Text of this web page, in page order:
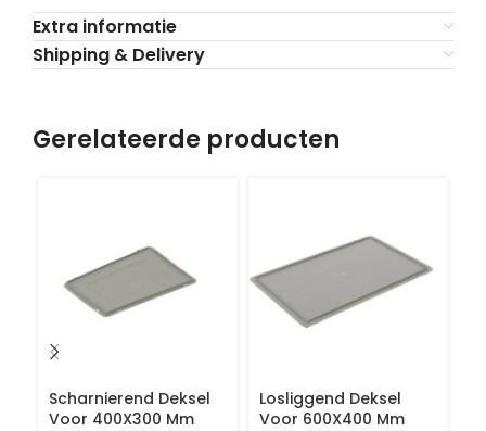
Extra informatie
Shipping & Delivery
Gerelateerde producten
Scharnierend Deksel
Voor 400X300 Mm
Losliggend Deksel
Voor 600X400 Mm